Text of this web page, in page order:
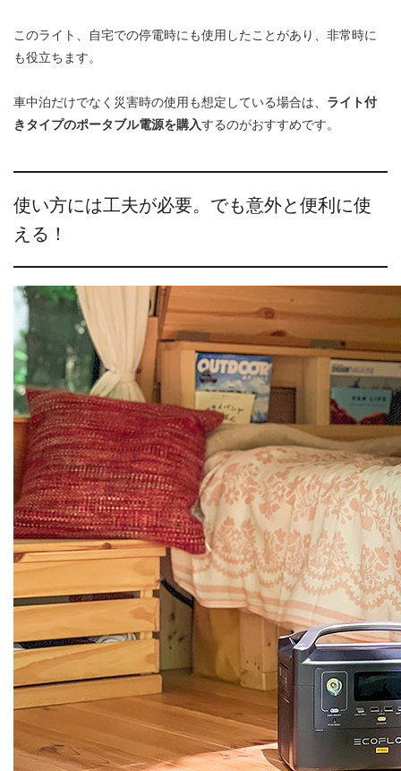
このライト、自宅での停電時にも使用したことがあり、非常時に
も役立ちます。
車中泊だけでなく災害時の使用も想定している場合は、 ライト付
きタイプのポータブル電源を購入するのがおすすめです。
使い方には工夫が必要。でも意外と便利に使
える！